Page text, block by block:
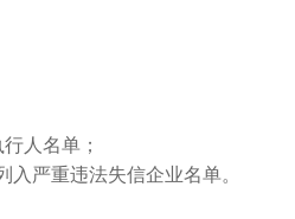
人名单；
入严重违法失信企业名单。